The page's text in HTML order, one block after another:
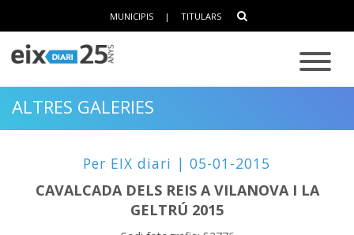
MUNICIPIS | TITULARS
ALTRES GALERIES
Per EIX diari | 05-01-2015
CAVALCADA DELS REIS A VILANOVA I LA
GELTRÚ 2015